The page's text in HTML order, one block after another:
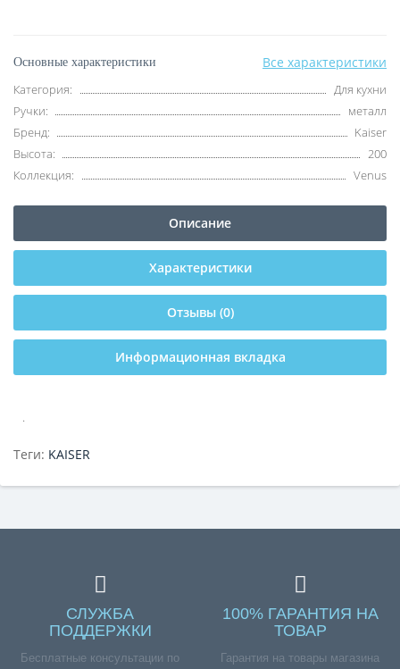
Основные характеристики Все характеристики
Категория:
Для кухни
Ручки:
металл
Бренд:
Kaiser
Высота:
200
Коллекция:
Venus
Описание
Характеристики
Отзывы (0)
Информационная вкладка
.
Теги: KAISER
СЛУЖБА
ПОДДЕРЖКИ
Бесплатные консультации по
100% ГАРАНТИЯ НА
ТОВАР
Гарантия на товары магазина